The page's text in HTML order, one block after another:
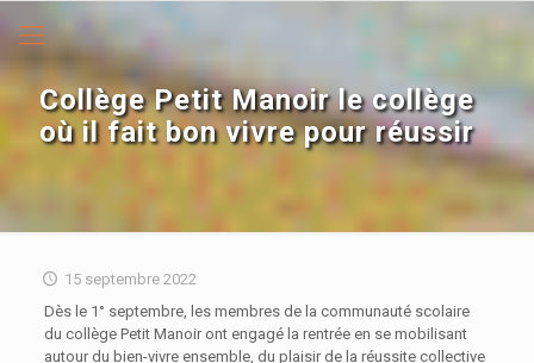
Collège Petit Manoir le collège
où il fait bon vivre pour réussir
15 septembre 2022
Dès le 1° septembre, les membres de la communauté scolaire
du collège Petit Manoir ont engagé la rentrée en se mobilisant
autour du bien-vivre ensemble, du plaisir de la réussite collective